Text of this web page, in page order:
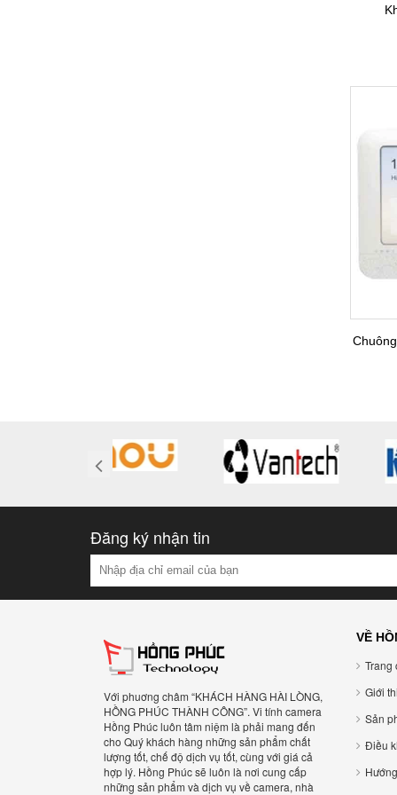
Đăng ký nhận tin
Với phuơng châm “KHÁCH HÀNG HÀI LÒNG,
HỒNG PHÚC THÀNH CÔNG”. Vi tính camera
Hồng Phúc luôn tâm niệm là phải mang đến
cho Quý khách hàng những sản phẩm chất
lượng tốt, chế độ dịch vụ tốt, cùng với giá cả
hợp lý. Hồng Phúc sẽ luôn là nơi cung cấp
những sản phẩm và dịch vụ về camera, nhà
VỀ
Trang
Giới
Sản
Điều